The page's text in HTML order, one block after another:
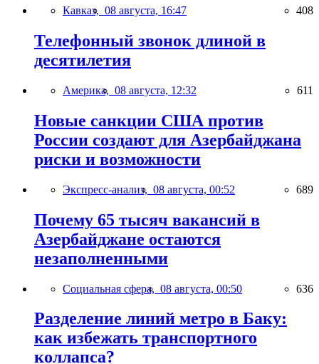
Кавказ, 08 августа, 16:47 408
Телефонный звонок длиной в
десятилетия
Америка, 08 августа, 12:32 611
Новые санкции США против
России создают для Азербайджана
риски и возможности
Экспресс-анализ, 08 августа, 00:52 689
Почему 65 тысяч вакансий в
Азербайджане остаются
незаполненными
Социальная сфера, 08 августа, 00:50 636
Разделение линий метро в Баку:
как избежать транспортного
коллапса?